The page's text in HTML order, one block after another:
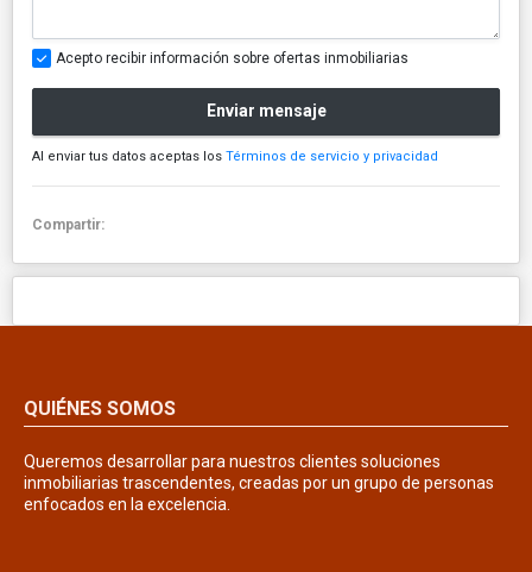
Acepto recibir información sobre ofertas inmobiliarias
Enviar mensaje
Al enviar tus datos aceptas los Términos de servicio y privacidad
Compartir:
QUIÉNES SOMOS
Queremos desarrollar para nuestros clientes soluciones
inmobiliarias trascendentes, creadas por un grupo de personas
enfocados en la excelencia.